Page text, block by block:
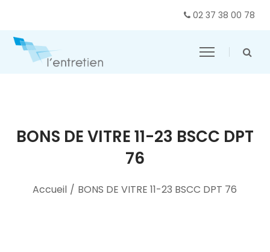
02 37 38 00 78
BONS DE VITRE 11-23 BSCC DPT
76
Accueil / BONS DE VITRE 11-23 BSCC DPT 76